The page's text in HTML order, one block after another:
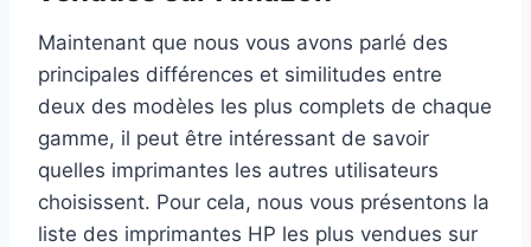
Maintenant que nous vous avons parlé des
principales différences et similitudes entre
deux des modèles les plus complets de chaque
gamme, il peut être intéressant de savoir
quelles imprimantes les autres utilisateurs
choisissent. Pour cela, nous vous présentons la
liste des imprimantes HP les plus vendues sur